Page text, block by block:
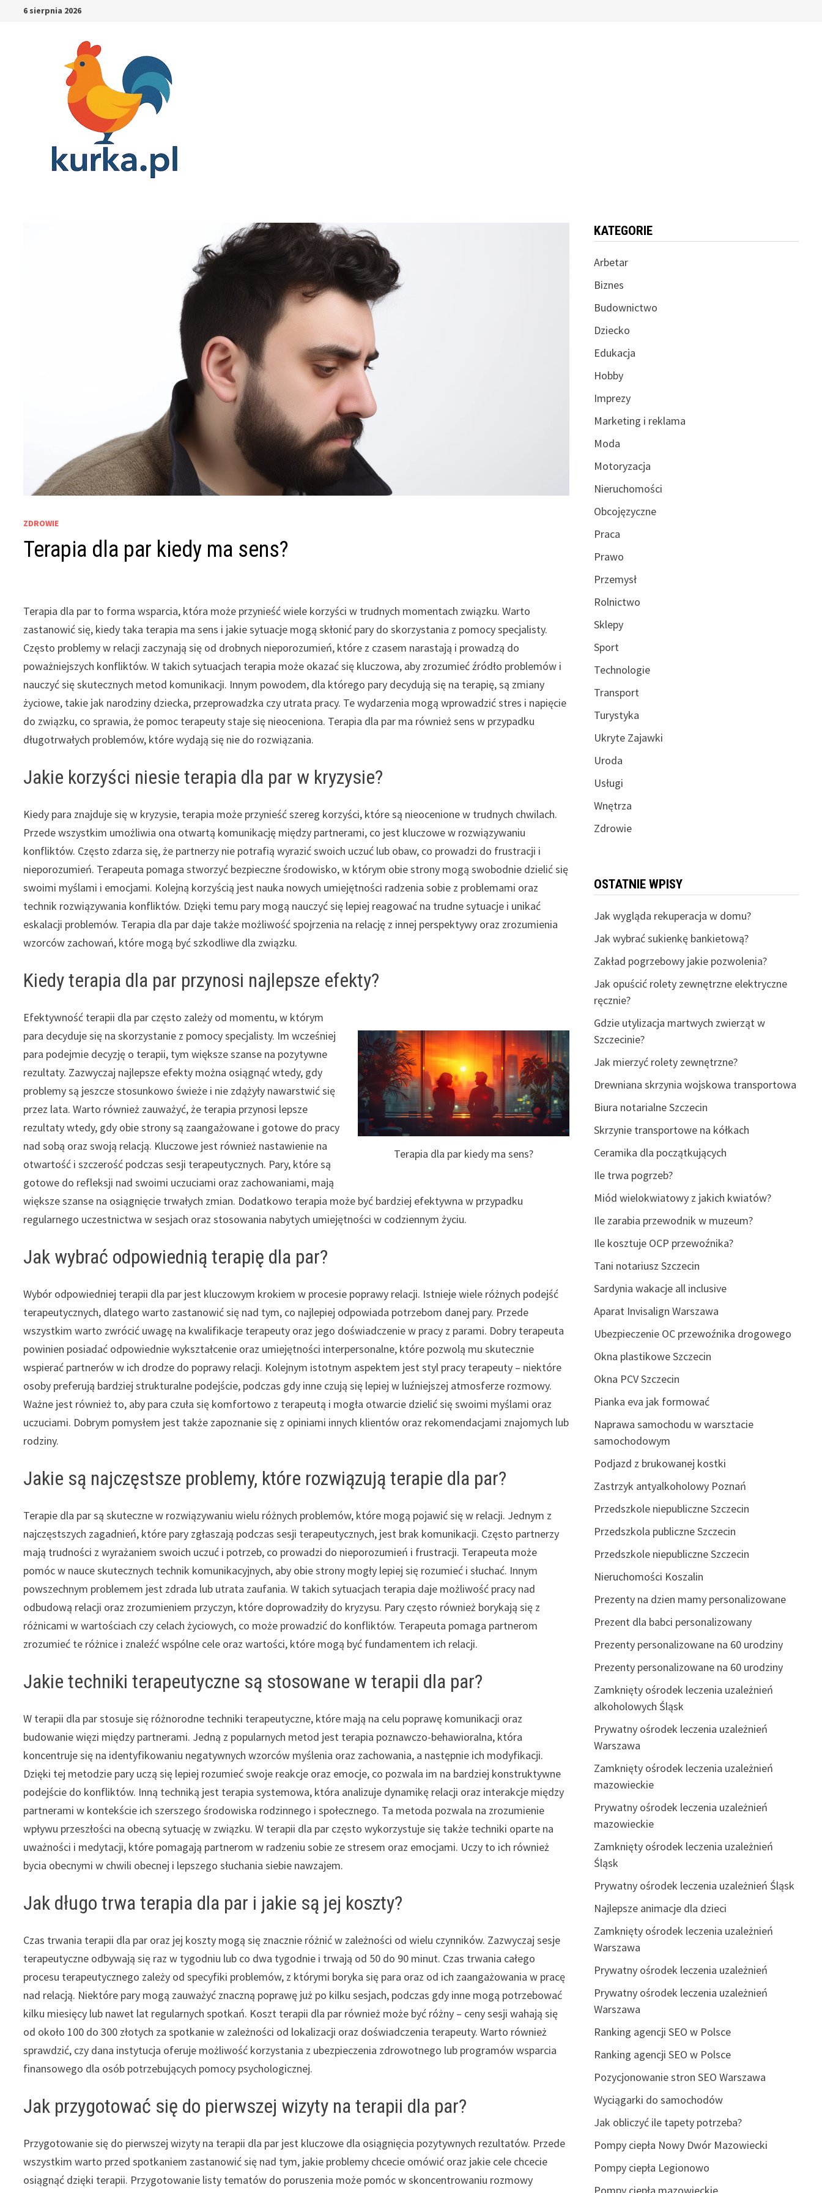
6 sierpnia 2026
ZDROWIE
Terapia dla par kiedy ma sens?
Terapia dla par to forma wsparcia, która może przynieść wiele korzyści w trudnych momentach związku. Warto
zastanowić się, kiedy taka terapia ma sens i jakie sytuacje mogą skłonić pary do skorzystania z pomocy specjalisty.
Często problemy w relacji zaczynają się od drobnych nieporozumień, które z czasem narastają i prowadzą do
poważniejszych konfliktów. W takich sytuacjach terapia może okazać się kluczowa, aby zrozumieć źródło problemów i
nauczyć się skutecznych metod komunikacji. Innym powodem, dla którego pary decydują się na terapię, są zmiany
życiowe, takie jak narodziny dziecka, przeprowadzka czy utrata pracy. Te wydarzenia mogą wprowadzić stres i napięcie
do związku, co sprawia, że pomoc terapeuty staje się nieoceniona. Terapia dla par ma również sens w przypadku
długotrwałych problemów, które wydają się nie do rozwiązania.
Jakie korzyści niesie terapia dla par w kryzysie?
Kiedy para znajduje się w kryzysie, terapia może przynieść szereg korzyści, które są nieocenione w trudnych chwilach.
Przede wszystkim umożliwia ona otwartą komunikację między partnerami, co jest kluczowe w rozwiązywaniu
konfliktów. Często zdarza się, że partnerzy nie potrafią wyrazić swoich uczuć lub obaw, co prowadzi do frustracji i
nieporozumień. Terapeuta pomaga stworzyć bezpieczne środowisko, w którym obie strony mogą swobodnie dzielić się
swoimi myślami i emocjami. Kolejną korzyścią jest nauka nowych umiejętności radzenia sobie z problemami oraz
technik rozwiązywania konfliktów. Dzięki temu pary mogą nauczyć się lepiej reagować na trudne sytuacje i unikać
eskalacji problemów. Terapia dla par daje także możliwość spojrzenia na relację z innej perspektywy oraz zrozumienia
wzorców zachowań, które mogą być szkodliwe dla związku.
Kiedy terapia dla par przynosi najlepsze efekty?
Terapia dla par kiedy ma sens?
Efektywność terapii dla par często zależy od momentu, w którym
para decyduje się na skorzystanie z pomocy specjalisty. Im wcześniej
para podejmie decyzję o terapii, tym większe szanse na pozytywne
rezultaty. Zazwyczaj najlepsze efekty można osiągnąć wtedy, gdy
problemy są jeszcze stosunkowo świeże i nie zdążyły nawarstwić się
przez lata. Warto również zauważyć, że terapia przynosi lepsze
rezultaty wtedy, gdy obie strony są zaangażowane i gotowe do pracy
nad sobą oraz swoją relacją. Kluczowe jest również nastawienie na
otwartość i szczerość podczas sesji terapeutycznych. Pary, które są
gotowe do refleksji nad swoimi uczuciami oraz zachowaniami, mają
większe szanse na osiągnięcie trwałych zmian. Dodatkowo terapia może być bardziej efektywna w przypadku
regularnego uczestnictwa w sesjach oraz stosowania nabytych umiejętności w codziennym życiu.
Jak wybrać odpowiednią terapię dla par?
Wybór odpowiedniej terapii dla par jest kluczowym krokiem w procesie poprawy relacji. Istnieje wiele różnych podejść
terapeutycznych, dlatego warto zastanowić się nad tym, co najlepiej odpowiada potrzebom danej pary. Przede
wszystkim warto zwrócić uwagę na kwalifikacje terapeuty oraz jego doświadczenie w pracy z parami. Dobry terapeuta
powinien posiadać odpowiednie wykształcenie oraz umiejętności interpersonalne, które pozwolą mu skutecznie
wspierać partnerów w ich drodze do poprawy relacji. Kolejnym istotnym aspektem jest styl pracy terapeuty – niektóre
osoby preferują bardziej strukturalne podejście, podczas gdy inne czują się lepiej w luźniejszej atmosferze rozmowy.
Ważne jest również to, aby para czuła się komfortowo z terapeutą i mogła otwarcie dzielić się swoimi myślami oraz
uczuciami. Dobrym pomysłem jest także zapoznanie się z opiniami innych klientów oraz rekomendacjami znajomych lub
rodziny.
Jakie są najczęstsze problemy, które rozwiązują terapie dla par?
Terapie dla par są skuteczne w rozwiązywaniu wielu różnych problemów, które mogą pojawić się w relacji. Jednym z
najczęstszych zagadnień, które pary zgłaszają podczas sesji terapeutycznych, jest brak komunikacji. Często partnerzy
mają trudności z wyrażaniem swoich uczuć i potrzeb, co prowadzi do nieporozumień i frustracji. Terapeuta może
pomóc w nauce skutecznych technik komunikacyjnych, aby obie strony mogły lepiej się rozumieć i słuchać. Innym
powszechnym problemem jest zdrada lub utrata zaufania. W takich sytuacjach terapia daje możliwość pracy nad
odbudową relacji oraz zrozumieniem przyczyn, które doprowadziły do kryzysu. Pary często również borykają się z
różnicami w wartościach czy celach życiowych, co może prowadzić do konfliktów. Terapeuta pomaga partnerom
zrozumieć te różnice i znaleźć wspólne cele oraz wartości, które mogą być fundamentem ich relacji.
Jakie techniki terapeutyczne są stosowane w terapii dla par?
W terapii dla par stosuje się różnorodne techniki terapeutyczne, które mają na celu poprawę komunikacji oraz
budowanie więzi między partnerami. Jedną z popularnych metod jest terapia poznawczo-behawioralna, która
koncentruje się na identyfikowaniu negatywnych wzorców myślenia oraz zachowania, a następnie ich modyfikacji.
Dzięki tej metodzie pary uczą się lepiej rozumieć swoje reakcje oraz emocje, co pozwala im na bardziej konstruktywne
podejście do konfliktów. Inną techniką jest terapia systemowa, która analizuje dynamikę relacji oraz interakcje między
partnerami w kontekście ich szerszego środowiska rodzinnego i społecznego. Ta metoda pozwala na zrozumienie
wpływu przeszłości na obecną sytuację w związku. W terapii dla par często wykorzystuje się także techniki oparte na
uważności i medytacji, które pomagają partnerom w radzeniu sobie ze stresem oraz emocjami. Uczy to ich również
bycia obecnymi w chwili obecnej i lepszego słuchania siebie nawzajem.
Jak długo trwa terapia dla par i jakie są jej koszty?
Czas trwania terapii dla par oraz jej koszty mogą się znacznie różnić w zależności od wielu czynników. Zazwyczaj sesje
terapeutyczne odbywają się raz w tygodniu lub co dwa tygodnie i trwają od 50 do 90 minut. Czas trwania całego
procesu terapeutycznego zależy od specyfiki problemów, z którymi boryka się para oraz od ich zaangażowania w pracę
nad relacją. Niektóre pary mogą zauważyć znaczną poprawę już po kilku sesjach, podczas gdy inne mogą potrzebować
kilku miesięcy lub nawet lat regularnych spotkań. Koszt terapii dla par również może być różny – ceny sesji wahają się
od około 100 do 300 złotych za spotkanie w zależności od lokalizacji oraz doświadczenia terapeuty. Warto również
sprawdzić, czy dana instytucja oferuje możliwość korzystania z ubezpieczenia zdrowotnego lub programów wsparcia
finansowego dla osób potrzebujących pomocy psychologicznej.
Jak przygotować się do pierwszej wizyty na terapii dla par?
Przygotowanie się do pierwszej wizyty na terapii dla par jest kluczowe dla osiągnięcia pozytywnych rezultatów. Przede
wszystkim warto przed spotkaniem zastanowić się nad tym, jakie problemy chcecie omówić oraz jakie cele chcecie
osiągnąć dzięki terapii. Przygotowanie listy tematów do poruszenia może pomóc w skoncentrowaniu rozmowy
KATEGORIE
Arbetar
Biznes
Budownictwo
Dziecko
Edukacja
Hobby
Imprezy
Marketing i reklama
Moda
Motoryzacja
Nieruchomości
Obcojęzyczne
Praca
Prawo
Przemysł
Rolnictwo
Sklepy
Sport
Technologie
Transport
Turystyka
Ukryte Zajawki
Uroda
Usługi
Wnętrza
Zdrowie
OSTATNIE WPISY
Jak wygląda rekuperacja w domu?
Jak wybrać sukienkę bankietową?
Zakład pogrzebowy jakie pozwolenia?
Jak opuścić rolety zewnętrzne elektryczne
ręcznie?
Gdzie utylizacja martwych zwierząt w
Szczecinie?
Jak mierzyć rolety zewnętrzne?
Drewniana skrzynia wojskowa transportowa
Biura notarialne Szczecin
Skrzynie transportowe na kółkach
Ceramika dla początkujących
Ile trwa pogrzeb?
Miód wielokwiatowy z jakich kwiatów?
Ile zarabia przewodnik w muzeum?
Ile kosztuje OCP przewoźnika?
Tani notariusz Szczecin
Sardynia wakacje all inclusive
Aparat Invisalign Warszawa
Ubezpieczenie OC przewoźnika drogowego
Okna plastikowe Szczecin
Okna PCV Szczecin
Pianka eva jak formować
Naprawa samochodu w warsztacie
samochodowym
Podjazd z brukowanej kostki
Zastrzyk antyalkoholowy Poznań
Przedszkole niepubliczne Szczecin
Przedszkola publiczne Szczecin
Przedszkole niepubliczne Szczecin
Nieruchomości Koszalin
Prezenty na dzien mamy personalizowane
Prezent dla babci personalizowany
Prezenty personalizowane na 60 urodziny
Prezenty personalizowane na 60 urodziny
Zamknięty ośrodek leczenia uzależnień
alkoholowych Śląsk
Prywatny ośrodek leczenia uzależnień
Warszawa
Zamknięty ośrodek leczenia uzależnień
mazowieckie
Prywatny ośrodek leczenia uzależnień
mazowieckie
Zamknięty ośrodek leczenia uzależnień
Śląsk
Prywatny ośrodek leczenia uzależnień Śląsk
Najlepsze animacje dla dzieci
Zamknięty ośrodek leczenia uzależnień
Warszawa
Prywatny ośrodek leczenia uzależnień
Prywatny ośrodek leczenia uzależnień
Warszawa
Ranking agencji SEO w Polsce
Ranking agencji SEO w Polsce
Pozycjonowanie stron SEO Warszawa
Wyciągarki do samochodów
Jak obliczyć ile tapety potrzeba?
Pompy ciepła Nowy Dwór Mazowiecki
Pompy ciepła Legionowo